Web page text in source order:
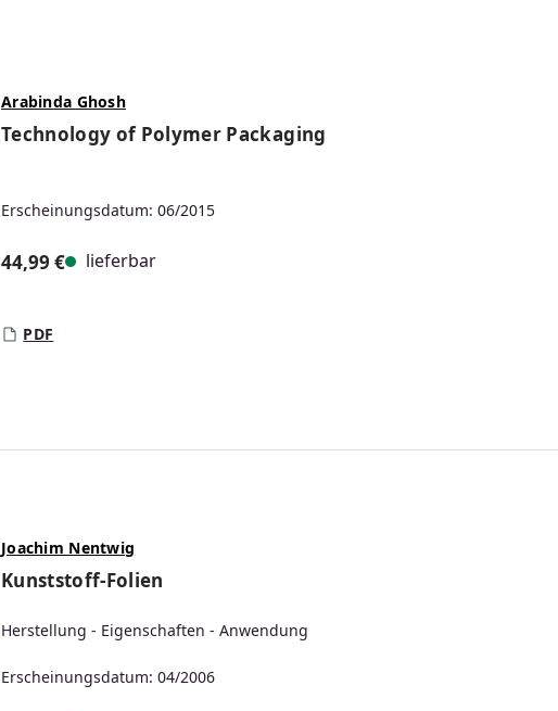
Arabinda Ghosh
Technology of Polymer Packaging
Erscheinungsdatum: 06/2015
44,99 € lieferbar
PDF
Joachim Nentwig
Kunststoff-Folien
Herstellung - Eigenschaften - Anwendung
Erscheinungsdatum: 04/2006